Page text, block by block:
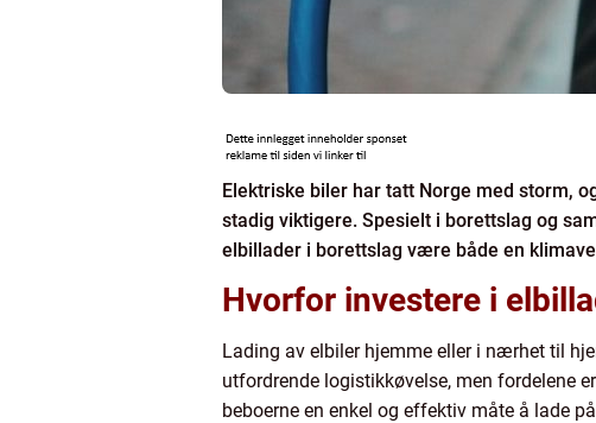
Elektriske biler har tatt Norge med storm,
stadig viktigere. Spesielt i borettslag og
elbillader i borettslag være både en
Hvorfor investere i
Lading av elbiler hjemme eller i nærhet til
utfordrende logistikkøvelse, men fordelene
beboerne en enkel og effektiv måte å lade